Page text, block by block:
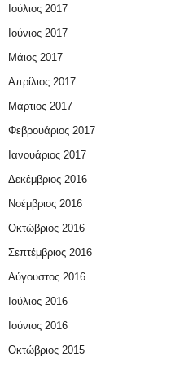
Ιούλιος 2017
Ιούνιος 2017
Μάιος 2017
Απρίλιος 2017
Μάρτιος 2017
Φεβρουάριος 2017
Ιανουάριος 2017
Δεκέμβριος 2016
Νοέμβριος 2016
Οκτώβριος 2016
Σεπτέμβριος 2016
Αύγουστος 2016
Ιούλιος 2016
Ιούνιος 2016
Οκτώβριος 2015